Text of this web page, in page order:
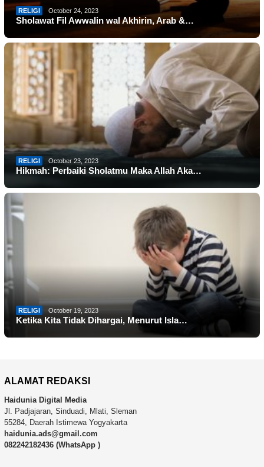
RELIGI October 24, 2023
Sholawat Fil Awwalin wal Akhirin, Arab &…
RELIGI October 23, 2023
Hikmah: Perbaiki Sholatmu Maka Allah Aka…
RELIGI October 19, 2023
Ketika Kita Tidak Dihargai, Menurut Isla…
ALAMAT REDAKSI
Haidunia Digital Media
Jl. Padjajaran, Sinduadi, Mlati, Sleman
55284, Daerah Istimewa Yogyakarta
haidunia.ads@gmail.com
082242182436 (WhatsApp )